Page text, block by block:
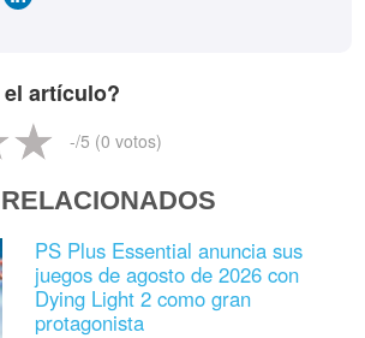
artículo?
-/5 (0 votos)
PS Plus Essential anuncia sus
juegos de agosto de 2026 con
Dying Light 2 como gran
protagonista